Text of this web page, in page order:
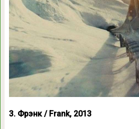
3. Фрэнк / Frank, 2013